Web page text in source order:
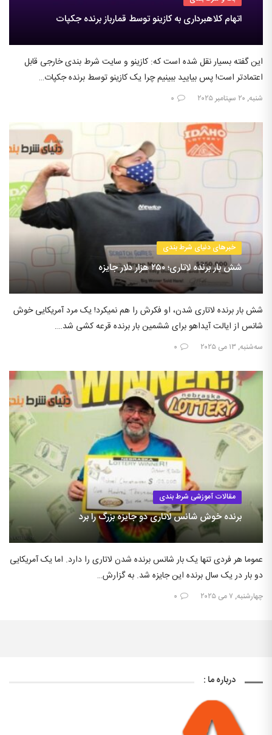
اتهام کلاهبرداری به کازینو توسط قمارباز برنده جکپات
این گفته بسیار نقل شده است که: کازینو و سایت شرط بندی خارجی قابل
اعتمادتر است! پس بیایید ببینیم چرا یک کازینو توسط برنده جکپات…
شنبه, ۲۰ سپتامبر ۲۰۲۵ ۰
خبرهای دنیای شرط بندی
شش بار برنده لاتاری؛ ۲۵۰ هزار دلار جایزه
شش بار برنده لاتاری شدن، او فکرش را هم نمیکرد! یک مرد آمریکایی خوش
شانس از ایالت آیداهو برای ششمین بار برنده قرعه کشی شد….
سه‌شنبه, ۱۳ می ۲۰۲۵ ۰
مقالات آموزشی شرط بندی
برنده خوش شانس لاتاری دو جایزه بزرگ را برد
عموما هر فردی تنها یک بار شانس برنده شدن لاتاری را دارد. اما یک آمریکایی
دو بار در یک سال برنده این جایزه شد. به گزارش…
چهارشنبه, ۷ می ۲۰۲۵ ۰
درباره ما :